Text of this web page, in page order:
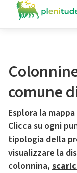
comune
Esplora la
Clicca su ogni
tipologia della
visualizzare la
colonnina,